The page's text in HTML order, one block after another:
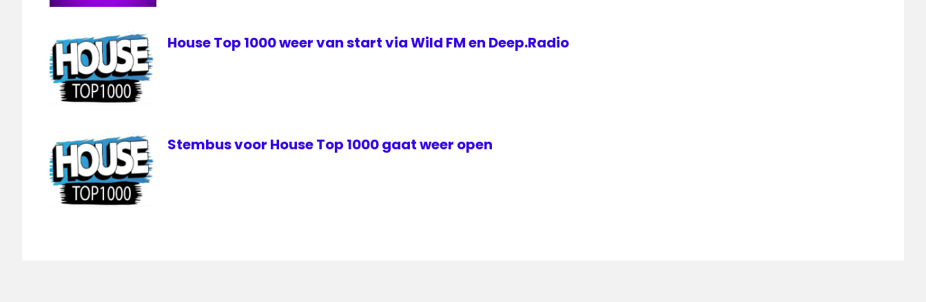
House Top 1000 weer van start via Wild FM en Deep.Radio
Stembus voor House Top 1000 gaat weer open